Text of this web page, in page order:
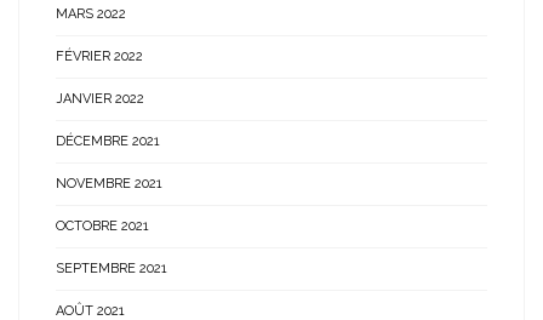
MARS 2022
FÉVRIER 2022
JANVIER 2022
DÉCEMBRE 2021
NOVEMBRE 2021
OCTOBRE 2021
SEPTEMBRE 2021
AOÛT 2021